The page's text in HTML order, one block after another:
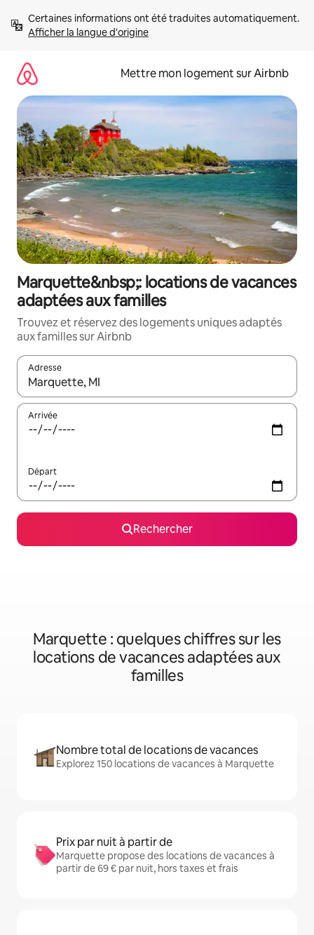
directement
Afficher la langue d'origine
Mettre mon logement sur Airbnb
Marquette&nbsp;: locations de vacances
adaptées aux familles
Trouvez et réservez des logements uniques adaptés
aux familles sur Airbnb
Adresse
Lorsque les résultats s'affichent, utilisez les flèches vers le
Arrivée
Départ
Rechercher
Marquette : quelques chiffres sur les
locations de vacances adaptées aux
familles
Nombre total de locations de vacances
Explorez 150 locations de vacances à Marquette
Prix par nuit à partir de
Marquette propose des locations de vacances à
partir de 69 € par nuit, hors taxes et frais